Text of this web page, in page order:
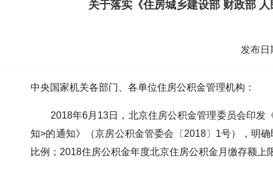
关于落实《住房城乡建设部 财政部
发布日
中央国家机关各部门、各单位住房公积金管理机构：
2018年6月13日，北京住房公积金管理委员会印发《
知>的通知》（京房公积金管委会〔2018〕1号），明
比例；2018住房公积金年度北京住房公积金月缴存额